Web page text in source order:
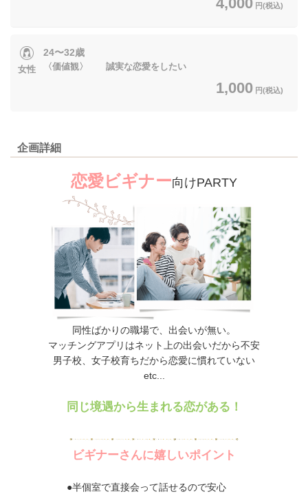
円(税込)
女性
24〜32歳
〈価値観〉 誠実な恋愛をしたい
1,000 円(税込)
企画詳細
恋愛ビギナー向けPARTY
同性ばかりの職場で、出会いが無い。
マッチングアプリはネット上の出会いだから不安
男子校、女子校育ちだから恋愛に慣れていない
etc...
同じ境遇から生まれる恋がある！
ビギナーさんに嬉しいポイント
●半個室で直接会って話せるので安心